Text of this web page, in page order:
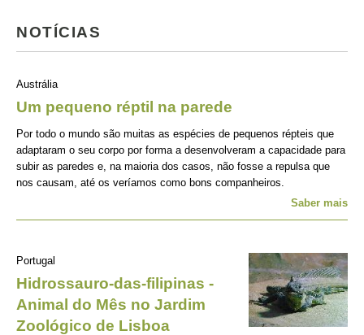
NOTÍCIAS
Austrália
Um pequeno réptil na parede
Por todo o mundo são muitas as espécies de pequenos répteis que
adaptaram o seu corpo por forma a desenvolveram a capacidade para
subir as paredes e, na maioria dos casos, não fosse a repulsa que
nos causam, até os veríamos como bons companheiros.
Saber mais
Portugal
Hidrossauro-das-filipinas -
Animal do Mês no Jardim
Zoológico de Lisboa